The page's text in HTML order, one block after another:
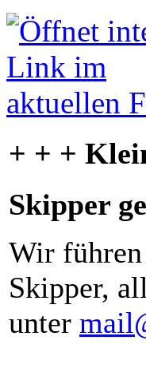
+ + +
Skipper
Wir
Skipper,
unter